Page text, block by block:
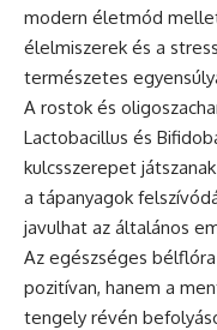
modern életmód
élelmiszerek és a
természetes
A rostok és
Lactobacillus és
kulcsszerepet
a tápanyagok
javulhat az általános
Az egészséges
pozitívan, hanem a
tengely révén